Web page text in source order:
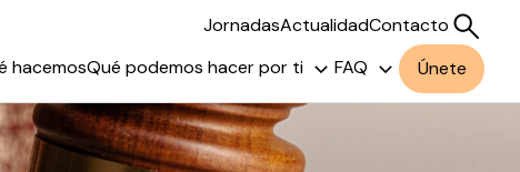
JornadasActualidadContacto
hacemosQué podemos hacer por ti FAQ Únete